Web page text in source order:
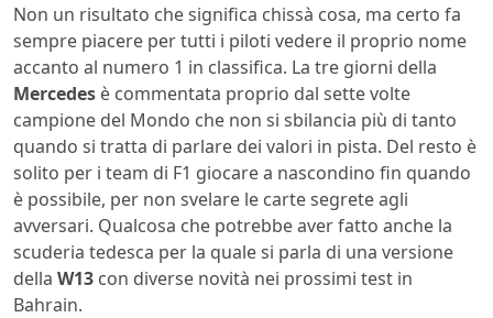
Non un risultato che significa chissà cosa, ma certo fa
sempre piacere per tutti i piloti vedere il proprio nome
accanto al numero 1 in classifica. La tre giorni della
Mercedes è commentata proprio dal sette volte
campione del Mondo che non si sbilancia più di tanto
quando si tratta di parlare dei valori in pista. Del resto è
solito per i team di F1 giocare a nascondino fin quando
è possibile, per non svelare le carte segrete agli
avversari. Qualcosa che potrebbe aver fatto anche la
scuderia tedesca per la quale si parla di una versione
della W13 con diverse novità nei prossimi test in
Bahrain.